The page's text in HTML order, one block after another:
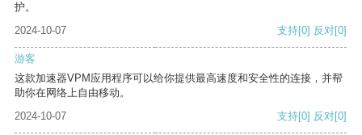
护。
2024-10-07
支持[0] 反对[0]
游客
这款加速器VPM应用程序可以给你提供最高速度和安全性的连接，并帮
助你在网络上自由移动。
2024-10-07
支持[0] 反对[0]